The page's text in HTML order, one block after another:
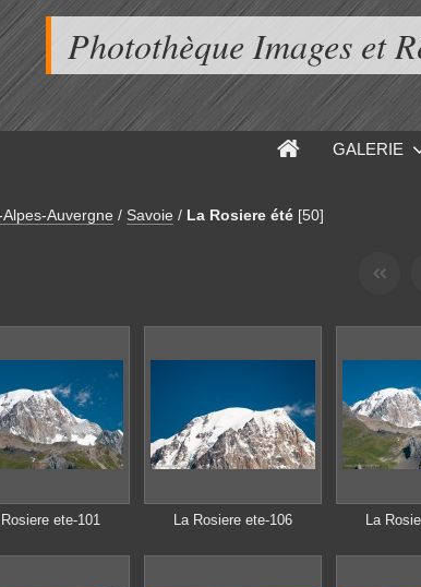
Photothèque Images et
GALERIE
Auvergne / Savoie / La Rosiere été [50]
ete-101 La Rosiere ete-106 La